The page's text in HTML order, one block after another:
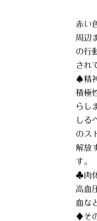
赤い
周辺
の行
され
♠精
積極
らし
しる
のス
解放
す。
♣肉
高血
血な
♦そ